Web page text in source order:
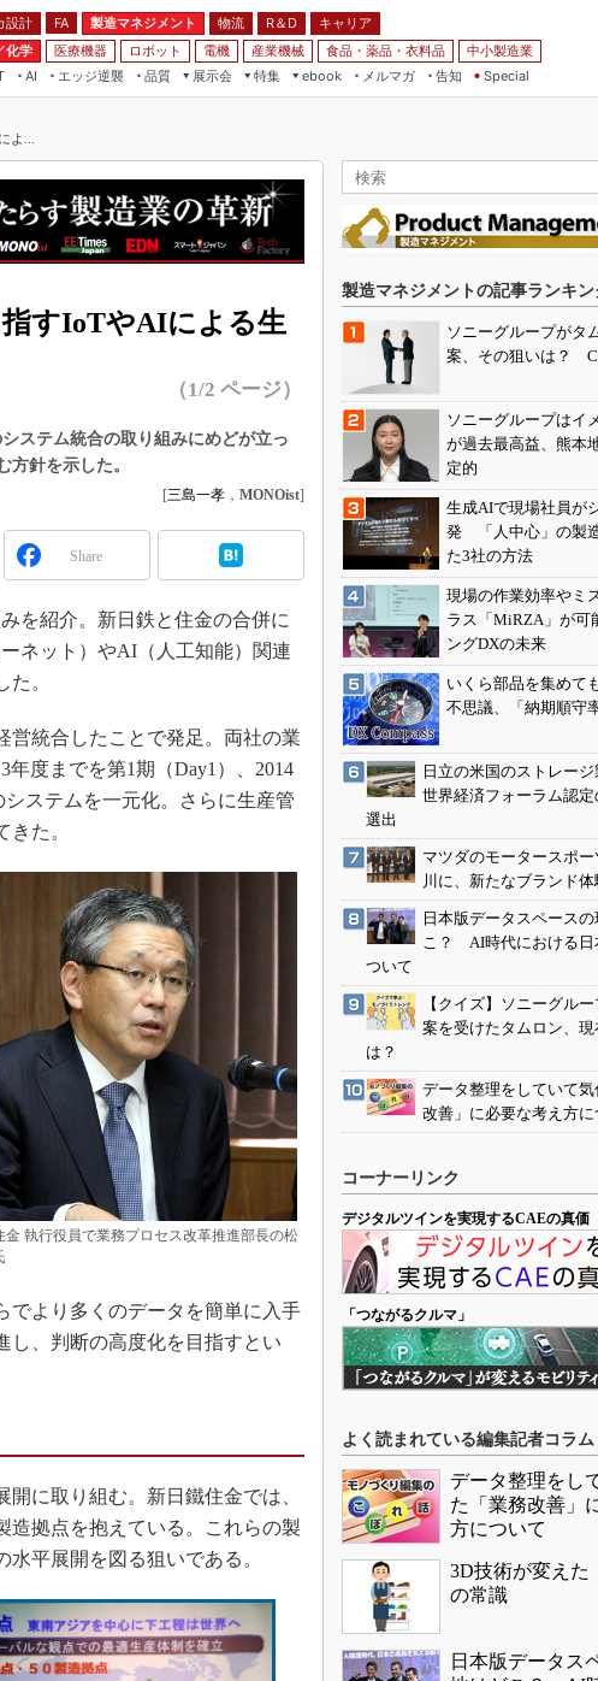
設計 FA 製造マネジメント 物流 R＆D
キャリア
化学 医療機器 ロボット 電機 産業機械 食品・薬品・衣料品
中小製造業
AI
エッジ逆襲 品質
展示会
ッジ コンピューティング
ソリューション展
ト展
モビリティショー
FRONTIER
WORLD
プンネット展
特集
つながるクルマ
5G
VR／AR
フィールドサービス
組み込み画像技術
車載ソフト開発
ISO26262
3Dプリンタ
デジタルツインとCAE
S＆OP
インダストリー4.0
イノベーション
製造業ビッグデータ
メイドインジャパン
植物工場
知財マネジメント
グローバル設計・開発
制御セキュリティ
新型コロナへの対応
ebook
製造マネジメント
FA
モビリティ
メルマガ
告知 Special
よ...
すIoTやAIによる生
（1/2 ページ）
ステム統合の取り組みにめどが立っ
針を示した。
[三島一孝 ， MONOist]
Share
を紹介。新日鉄と住金の合併に
ネット）やAI（人工知能）関連
。
統合したことで発足。両社の業
度までを第1期（Day1）、2014
ステムを一元化。さらに生産管
た。
金 執行役員で業務プロセス改革推進部長の松
でより多くのデータを簡単に入手
し、判断の高度化を目指すとい
に取り組む。新日鐵住金では、
造拠点を抱えている。これらの製
平展開を図る狙いである。
製造マネジメントの記事ランキン
ソニーグループがタ
案、その狙いは？
ソニーグループはイ
が過去最高益、熊本
定的
生成AIで現場社員が
発 「人中心」の製
た3社の方法
現場の作業効率や
ラス「MiRZA」が可
ングDXの未来
いくら部品を集めて
不思議、「納期順守
日立の米国のストレージ
世界経済フォーラム認
選出
マツダのモータースポ
川に、新たなブランド
日本版データスペース
こ？ AI時代における日
ついて
【クイズ】ソニーグル
案を受けたタムロン、
は？
データ整理をしていて
改善」に必要な考え方に
コーナーリンク
デジタルツインを実現するCAEの真価
「つながるクルマ」
よく読まれている編集記者コラム
データ整理をし
た「業務改善」
方について
3D技術が変えた
の常識
日本版データス